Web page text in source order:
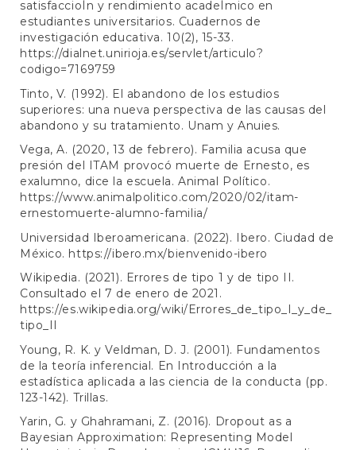
satisfaccioÌn y rendimiento acadeÌmico en
estudiantes universitarios. Cuadernos de
investigación educativa. 10(2), 15-33.
https://dialnet.unirioja.es/servlet/articulo?
codigo=7169759
Tinto, V. (1992). El abandono de los estudios
superiores: una nueva perspectiva de las causas del
abandono y su tratamiento. Unam y Anuies.
Vega, A. (2020, 13 de febrero). Familia acusa que
presión del ITAM provocó muerte de Ernesto, es
exalumno, dice la escuela. Animal Político.
https://www.animalpolitico.com/2020/02/itam-
ernestomuerte-alumno-familia/
Universidad Iberoamericana. (2022). Ibero. Ciudad de
México. https://ibero.mx/bienvenido-ibero
Wikipedia. (2021). Errores de tipo 1 y de tipo II.
Consultado el 7 de enero de 2021.
https://es.wikipedia.org/wiki/Errores_de_tipo_I_y_de_
tipo_II
Young, R. K. y Veldman, D. J. (2001). Fundamentos
de la teoría inferencial. En Introducción a la
estadística aplicada a las ciencia de la conducta (pp.
123-142). Trillas.
Yarin, G. y Ghahramani, Z. (2016). Dropout as a
Bayesian Approximation: Representing Model